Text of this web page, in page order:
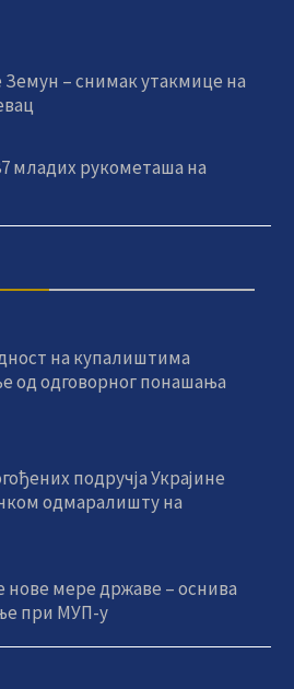
Земун – снимак утакмице на
младих рукометаша на
на купалиштима
од одговорног понашања
подручја Украјине
одмаралишту на
нове мере државе – оснива
при МУП-у